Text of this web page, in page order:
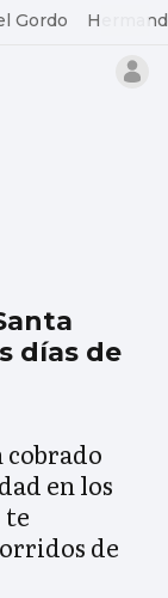
Gordo
días de
cobrado
en los
de